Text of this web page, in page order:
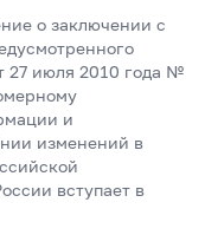
о заключении с
27 июля 2010 года №
и
изменений в
вступает в